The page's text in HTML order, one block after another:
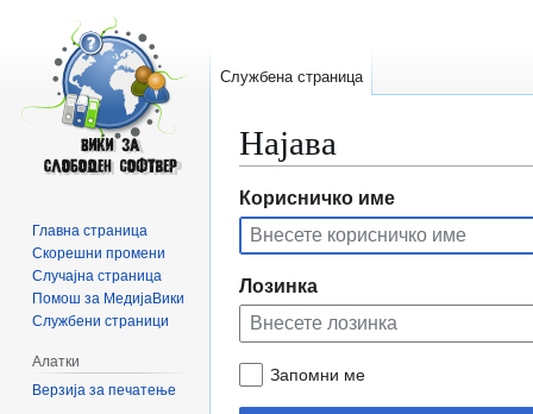
Најава
Прејди
на
прегледникот
Прејди
на
пребарувањето
Корисничко име
Лозинка
Запомни ме
Службена страница
Главна страница
Скорешни промени
Случајна страница
Помош за МедијаВики
Службени страници
Алатки
Верзија за печатење